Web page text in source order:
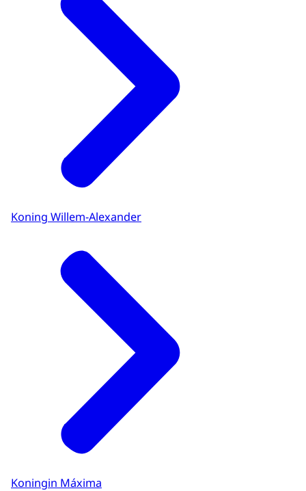
Koning Willem-Alexander
Koningin Máxima